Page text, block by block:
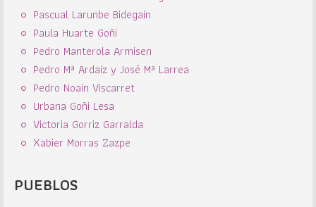
Pascual Larunbe Bidegain
Paula Huarte Goñi
Pedro Manterola Armisen
Pedro Mª Ardaiz y José Mª Larrea
Pedro Noain Viscarret
Urbana Goñi Lesa
Victoria Gorriz Garralda
Xabier Morras Zazpe
PUEBLOS